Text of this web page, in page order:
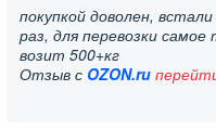
покупкой доволен,
раз, для перевозки
возит 500+кг
Отзыв с OZON.ru